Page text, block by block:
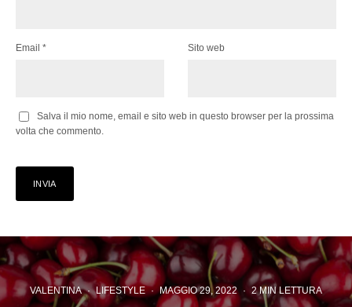
Email * Sito web
Salva il mio nome, email e sito web in questo browser per la prossima
volta che commento.
VALENTINA · LIFESTYLE · MAGGIO 29, 2022 · 2 MIN LETTURA